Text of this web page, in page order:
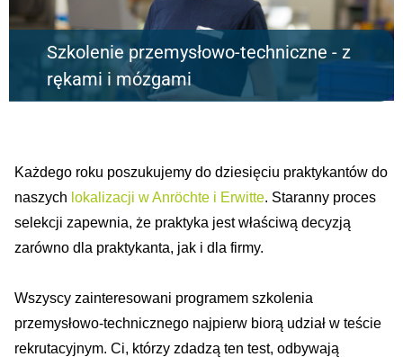
Szkolenie przemysłowo-techniczne - z
rękami i mózgami
Każdego roku poszukujemy do dziesięciu praktykantów do
naszych lokalizacji w Anröchte i Erwitte. Staranny proces
selekcji zapewnia, że praktyka jest właściwą decyzją
zarówno dla praktykanta, jak i dla firmy.
Wszyscy zainteresowani programem szkolenia
przemysłowo-technicznego najpierw biorą udział w teście
rekrutacyjnym. Ci, którzy zdadzą ten test, odbywają